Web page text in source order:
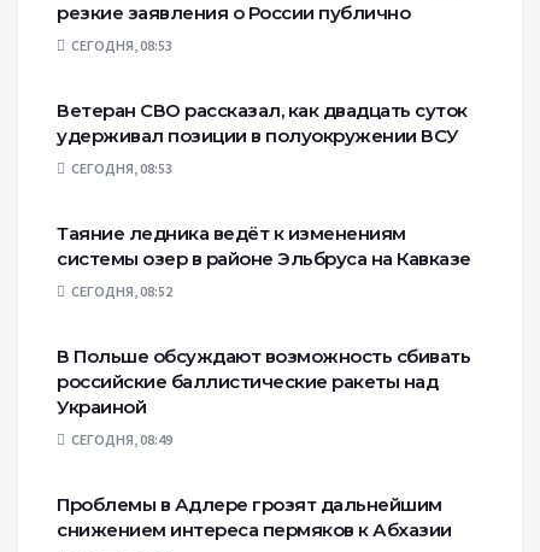
резкие заявления о России публично
СЕГОДНЯ, 08:53
Ветеран СВО рассказал, как двадцать суток
удерживал позиции в полуокружении ВСУ
СЕГОДНЯ, 08:53
Таяние ледника ведёт к изменениям
системы озер в районе Эльбруса на Кавказе
СЕГОДНЯ, 08:52
В Польше обсуждают возможность сбивать
российские баллистические ракеты над
Украиной
СЕГОДНЯ, 08:49
Проблемы в Адлере грозят дальнейшим
снижением интереса пермяков к Абхазии